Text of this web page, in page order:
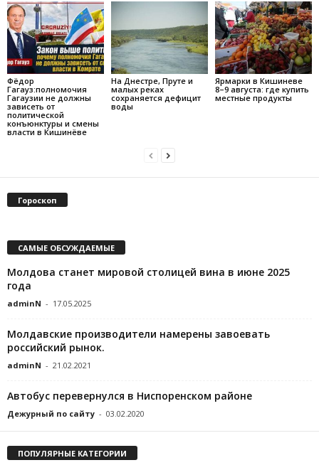
Фёдор
Гагауз:полномочия
Гагаузии не должны
зависеть от
политической
конъюнктуры и смены
власти в Кишинёве
На Днестре, Пруте и
малых реках
сохраняется дефицит
воды
Ярмарки в Кишиневе
8–9 августа: где купить
местные продукты
Гороскоп
САМЫЕ ОБСУЖДАЕМЫЕ
Молдова станет мировой столицей вина в июне 2025
года
adminN - 17.05.2025
Молдавские производители намерены завоевать
российский рынок.
adminN - 21.02.2021
Автобус перевернулся в Ниспоренском районе
Дежурный по сайту - 03.02.2020
ПОПУЛЯРНЫЕ КАТЕГОРИИ